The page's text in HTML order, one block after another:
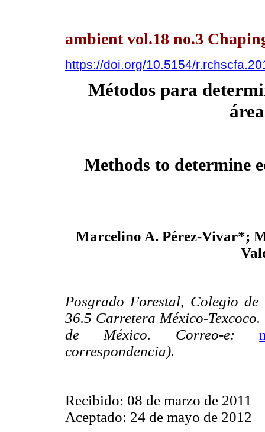
ambient vol.18 no.3
https://doi.org/10.5154/
Métodos para
Methods to determine
Marcelino A. Pérez-Vivar*;
Posgrado Forestal, Colegio
36.5 Carretera México-
de México. Correo-e:
correspondencia).
Recibido: 08 de marzo de 2011
Aceptado: 24 de mayo de 2012